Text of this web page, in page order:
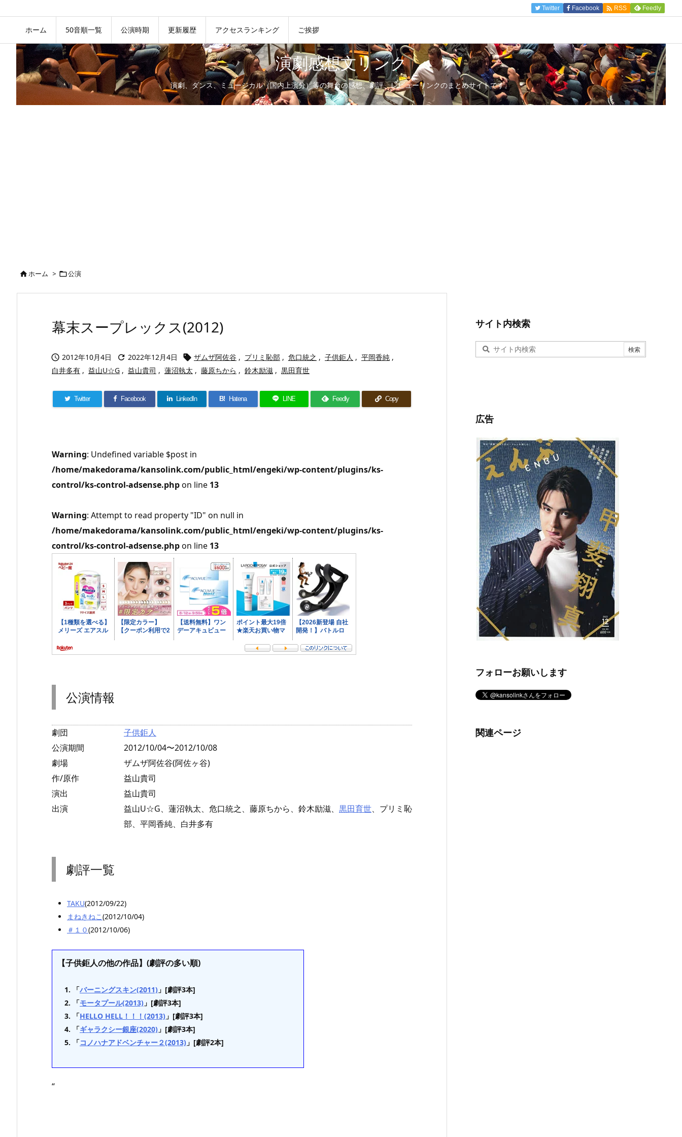
ホーム 50音順一覧 公演時期 更新履歴 アクセスランキング ご挨拶
Twitter Facebook  RSS Feedly
演劇感想文リンク
演劇、ダンス、ミュージカル（国内上演分）等の舞台の感想、劇評、レビューリンクのまとめサイトです。
ホーム > 公演
幕末スープレックス(2012)
 2012年10月4日  2022年12月4日  ザムザ阿佐谷 , プリミ恥部 , 危口統之 , 子供鉅人 , 平岡香純 ,
白井多有 , 益山U☆G , 益山貴司 , 蓮沼執太 , 藤原ちから , 鈴木励滋 , 黒田育世
Twitter Facebook LinkedIn B! Hatena LINE Feedly Copy
Warning: Undefined variable $post in
/home/makedorama/kansolink.com/public_html/engeki/wp-content/plugins/ks-
control/ks-control-adsense.phpon line 13
Warning: Attempt to read property "ID" on null in
/home/makedorama/kansolink.com/public_html/engeki/wp-content/plugins/ks-
control/ks-control-adsense.phpon line 13
公演情報
劇団
子供鉅人
公演期間
2012/10/04〜2012/10/08
劇場
ザムザ阿佐谷(阿佐ヶ谷)
作/原作
益山貴司
演出
益山貴司
出演
益山U☆G、蓮沼執太、危口統之、藤原ちから、鈴木励滋、 黒田育世、プリミ恥
部、平岡香純、白井多有
劇評一覧
TAKU(2012/09/22)
まねきねこ(2012/10/04)
＃１０(2012/10/06)
【子供鉅人の他の作品】(劇評の多い順)
「バーニングスキン(2011) 」[劇評3本]
「モータプール(2013) 」[劇評3本]
「HELLO HELL！！！(2013) 」[劇評3本]
「ギャラクシー銀座(2020) 」[劇評3本]
「コノハナアドベンチャー２(2013) 」[劇評2本]
“
サイト内検索
広告
フォローお願いします
関連ページ